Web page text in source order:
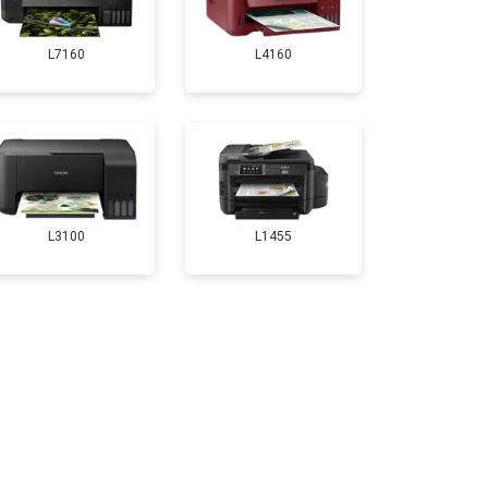
2700 ₽ Заказать
3500 ₽ Заказать
L7160 L4160
L3100 L1455